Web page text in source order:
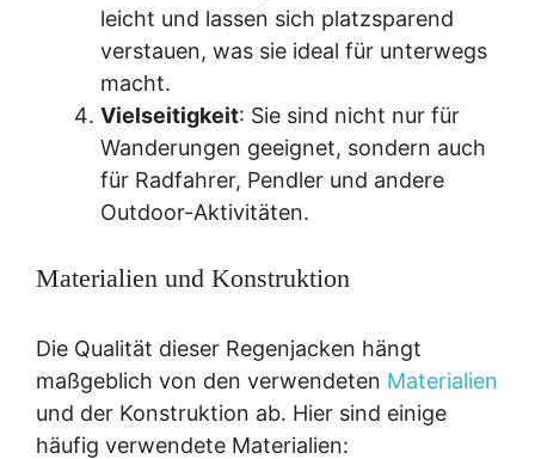
leicht und lassen sich platzsparend
verstauen, was sie ideal für unterwegs
macht.
Vielseitigkeit: Sie sind nicht nur für
Wanderungen geeignet, sondern auch
für Radfahrer, Pendler und andere
Outdoor-Aktivitäten.
Materialien und Konstruktion
Die Qualität dieser Regenjacken hängt
maßgeblich von den verwendeten Materialien
und der Konstruktion ab. Hier sind einige
häufig verwendete Materialien: